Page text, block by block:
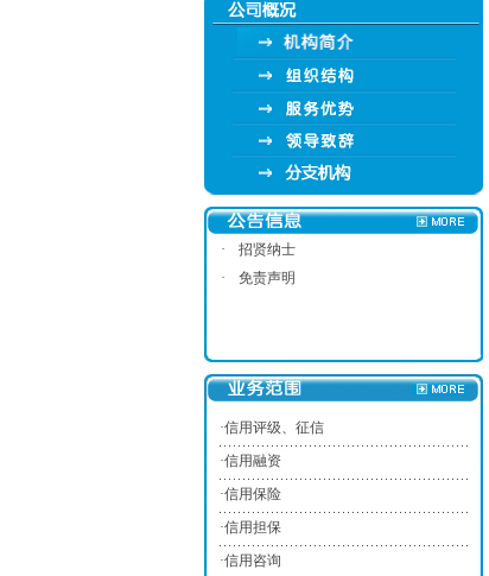
·
招贤纳士
·
免责声明
·信用评级、征信
·信用融资
·信用保险
·信用担保
·信用咨询